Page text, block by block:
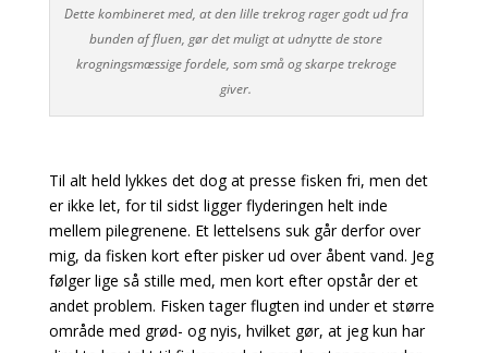
Dette kombineret med, at den lille trekrog rager godt ud fra
bunden af fluen, gør det muligt at udnytte de store
krogningsmæssige fordele, som små og skarpe trekroge
giver.
Til alt held lykkes det dog at presse fisken fri, men det
er ikke let, for til sidst ligger flyderingen helt inde
mellem pilegrenene. Et lettelsens suk går derfor over
mig, da fisken kort efter pisker ud overåbent vand. Jeg
følger lige så stille med, men kort efter opstår der et
andet problem. Fisken tager flugten ind under et større
område med grød- og nyis, hvilket gør, at jeg kun har